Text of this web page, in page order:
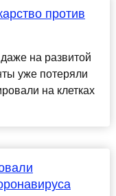
против
на развитой
уже потеряли
на клетках